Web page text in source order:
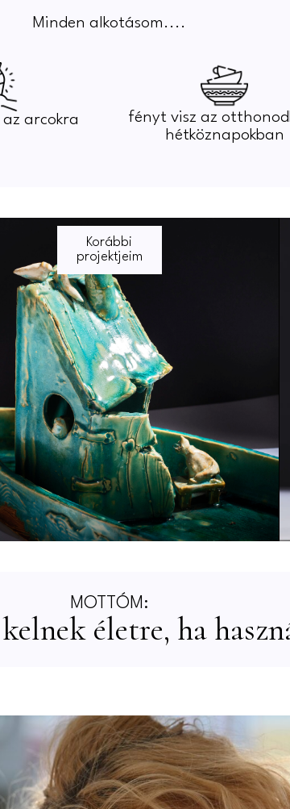
Minden alkotásom....
arcokra
fényt visz az
hétköznapokban
Korábbi
projektjeim
MOTTÓM:
életre, ha